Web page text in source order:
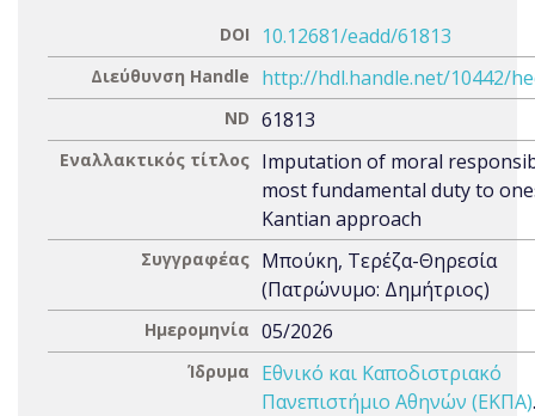
DOI 10.12681/eadd/61813
Διεύθυνση Handle http://hdl.handle.net/10442/
ND 61813
Εναλλακτικός τίτλος Imputation of moral
most fundamental duty to
Kantian approach
Συγγραφέας Μπούκη, Τερέζα-Θηρεσία
(Πατρώνυμο: Δημήτριος)
Ημερομηνία 05/2026
Ίδρυμα
Εθνικό και Καποδιστριακό
Πανεπιστήμιο Αθηνών (ΕΚΠΑ)